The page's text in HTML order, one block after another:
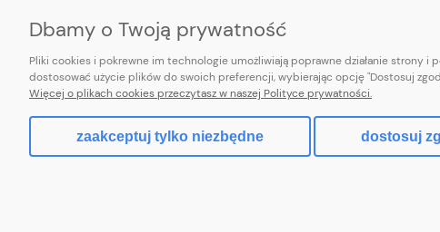
Dbamy o Twoją prywatność
Pliki cookies i pokrewne im technologie umożliwiają poprawne działanie strony
dostosować użycie plików do swoich preferencji, wybierając opcję "Dostosuj
Więcej o plikach cookies przeczytasz w naszej Polityce prywatności.
zaakceptuj tylko niezbędne dostosuj